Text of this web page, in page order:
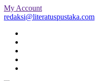
Skip
to
My AccountMy
Account
redaksi@literatuspustaka.com